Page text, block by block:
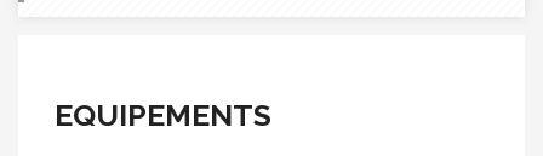
EQUIPEMENTS